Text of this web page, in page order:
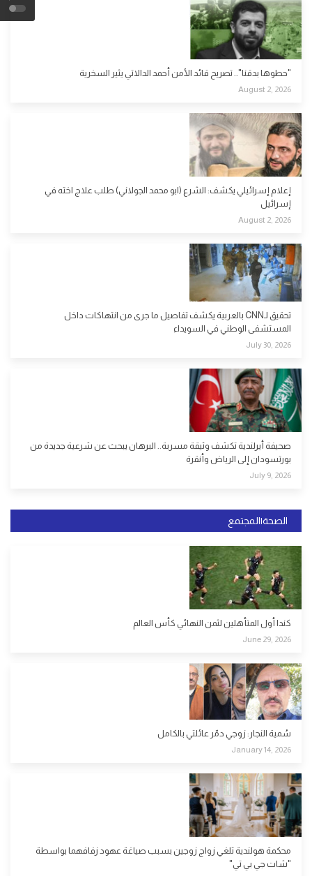
"حطوها بدقنا".. تصريح قائد الأمن أحمد الدالاتي يثير السخرية
August 2, 2026
إعلام إسرائيلي يكشف: الشرع (ابو محمد الجولاني) طلب علاج اخته في
إسرائيل
August 2, 2026
تحقيق لـCNN بالعربية يكشف تفاصيل ما جرى من انتهاكات داخل
المستشفى الوطني في السويداء
July 30, 2026
صحيفة أيرلندية تكشف وثيقة مسربة.. البرهان يبحث عن شرعية جديدة من
بورتسودان إلى الرياض وأنقرة
July 9, 2026
الصحة|المجتمع
كندا أول المتأهلين لثمن النهائي كأس العالم
June 29, 2026
سُمية النجار: زوجي دمّر عائلتي بالكامل
January 14, 2026
محكمة هولندية تلغي زواج زوجين بسبب صياغة عهود زفافهما بواسطة
"شات جي بي تي"